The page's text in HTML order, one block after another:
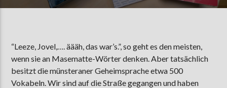
LUV STUCK (WITH PIRI) (RADIO EDIT)
SALUTE
“Leeze, Jovel,…. äääh, das war’s.”, so geht es den meisten,
wenn sie an Masematte-Wörter denken. Aber tatsächlich
besitzt die münsteraner Geheimsprache etwa 500
Vokabeln. Wir sind auf die Straße gegangen und haben